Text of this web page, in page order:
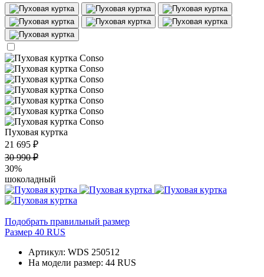
Пуховая куртка
21 695 ₽
30 990 ₽
30%
шоколадный
Подобрать правильный размер
Размер 40 RUS
Артикул: WDS 250512
На модели размер: 44 RUS